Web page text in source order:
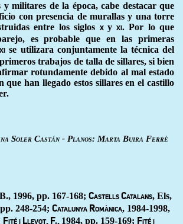
y militares de la época, cabe destacar que
con presencia de murallas y una torre
entre los siglos xy xi.Por lo que
es probable que en las primeras
xi se utilizara conjuntamente la técnica del
trabajos de talla de sillares, si bien
rotundamente debido al mal estado
que han llegado estos sillares en el castillo
Soler Castán - Planos: Marta Buira Ferrè
1996, pp. 167-168; Castells Catalans, Els,
248-254; Catalunya Romànica, 1984-1998,
Fité i Llevot, F., 1984, pp. 159-169; Fité i